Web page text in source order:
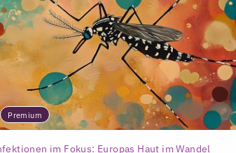
Premium
im Fokus: Europas Haut im Wandel